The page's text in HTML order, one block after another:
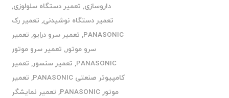
داروسازی, تعمیر دستگاه سلولوزی,
تعمیر دستگاه نوشیدنی, تعمیر رک
PANASONIC
, تعمیر سرو درایو, تعمیر
سرو موتور, تعمیر سرو موتور
PANASONIC
, تعمیر سنسور, تعمیر
کامپیوتر صنعتی PANASONIC
, تعمیر
موتور PANASONIC
, تعمیر نمایشگر